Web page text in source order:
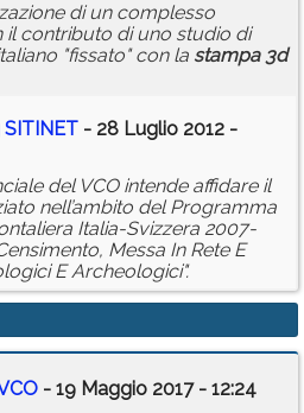
di un complesso
il contributo di uno studio di
"fissato" con la stampa 3d
- 28 Luglio 2012 -
del VCO intende affidare il
nell’ambito del Programma
Italia-Svizzera 2007-
Messa In Rete E
E Archeologici".
- 19 Maggio 2017 - 12:24